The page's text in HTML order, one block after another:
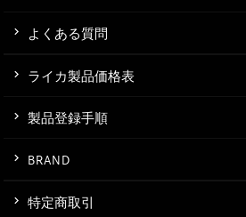
よくある質問
ライカ製品価格表
製品登録手順
BRAND
特定商取引